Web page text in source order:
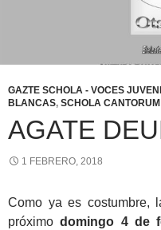
GAZTE SCHOLA - VOCES
BLANCAS, SCHOLA
AGATE
1 FEBRERO, 2018
Como ya es costumbre,
próximodomingo 4 de